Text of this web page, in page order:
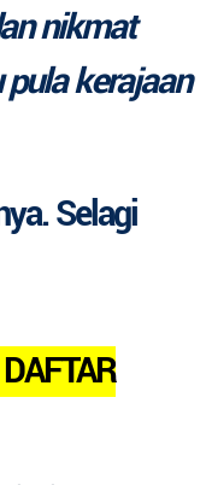
nikmat
kerajaan
Selagi